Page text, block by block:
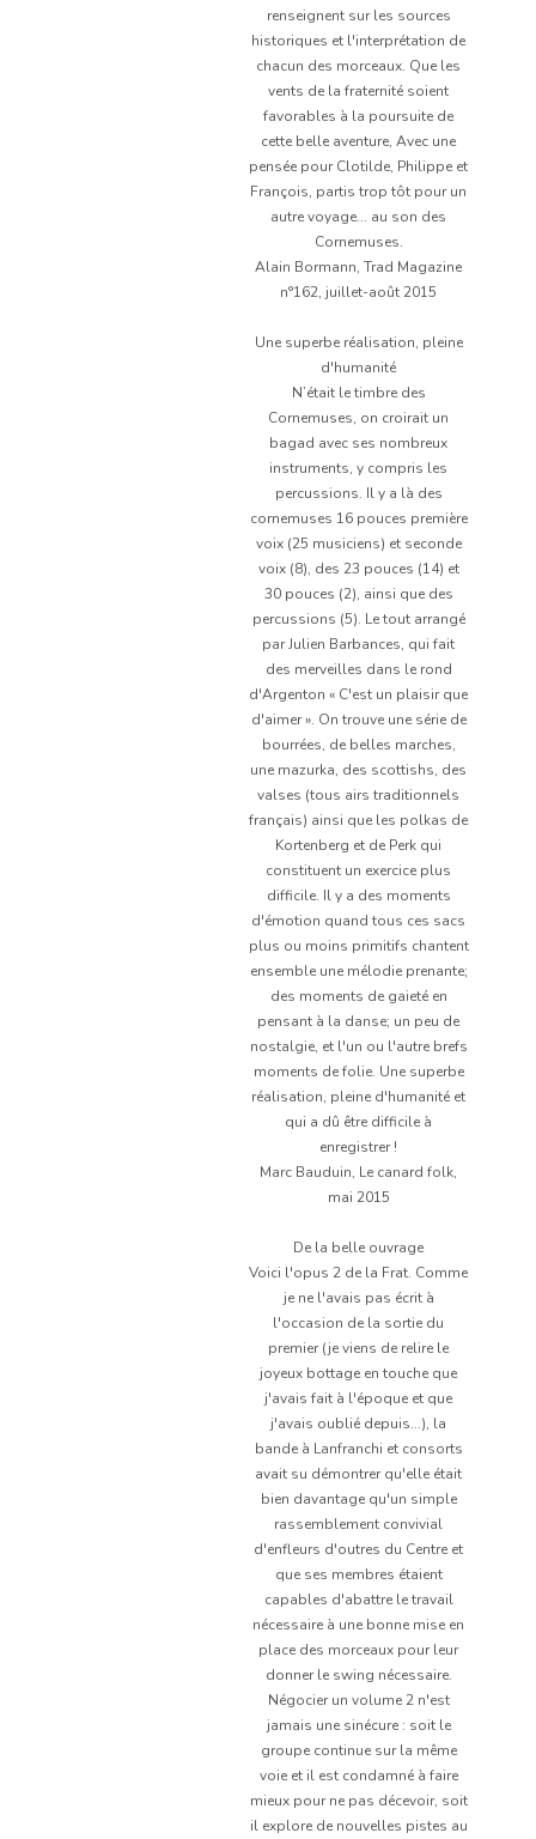
renseignent sur les sources
historiques et l'interprétation de
chacun des morceaux. Que les
vents de la fraternité soient
favorables à la poursuite de
cette belle aventure, Avec une
pensée pour Clotilde, Philippe et
François, partis trop tôt pour un
autre voyage... au son des
Cornemuses.
Alain Bormann, Trad Magazine
n°162, juillet-août 2015
Une superbe réalisation, pleine
d'humanité
N’était le timbre des
Cornemuses, on croirait un
bagad avec ses nombreux
instruments, y compris les
percussions. Il y a là des
cornemuses 16 pouces première
voix (25 musiciens) et seconde
voix (8), des 23 pouces (14) et
30 pouces (2), ainsi que des
percussions (5). Le tout arrangé
par Julien Barbances, qui fait
des merveilles dans le rond
d'Argenton « C'est un plaisir que
d'aimer ». On trouve une série de
bourrées, de belles marches,
une mazurka, des scottishs, des
valses (tous airs traditionnels
français) ainsi que les polkas de
Kortenberg et de Perk qui
constituent un exercice plus
difficile. Il y a des moments
d'émotion quand tous ces sacs
plus ou moins primitifs chantent
ensemble une mélodie prenante;
des moments de gaieté en
pensant à la danse; un peu de
nostalgie, et l'un ou l'autre brefs
moments de folie. Une superbe
réalisation, pleine d'humanité et
qui a dû être difficile à
enregistrer !
Marc Bauduin, Le canard folk,
mai 2015
De la belle ouvrage
Voici l'opus 2 de la Frat. Comme
je ne l'avais pas écrit à
l'occasion de la sortie du
premier (je viens de relire le
joyeux bottage en touche que
j'avais fait à l'époque et que
j'avais oublié depuis...), la
bande à Lanfranchi et consorts
avait su démontrer qu'elle était
bien davantage qu'un simple
rassemblement convivial
d'enfleurs d'outres du Centre et
que ses membres étaient
capables d'abattre le travail
nécessaire à une bonne mise en
place des morceaux pour leur
donner le swing nécessaire.
Négocier un volume 2 n'est
jamais une sinécure : soit le
groupe continue sur la même
voie et il est condamné à faire
mieux pour ne pas décevoir, soit
il explore de nouvelles pistes au